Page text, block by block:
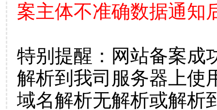
案主体不准确数据通知
特别提醒：网站备案成
解析到我司服务器上使
域名解析无解析或解析